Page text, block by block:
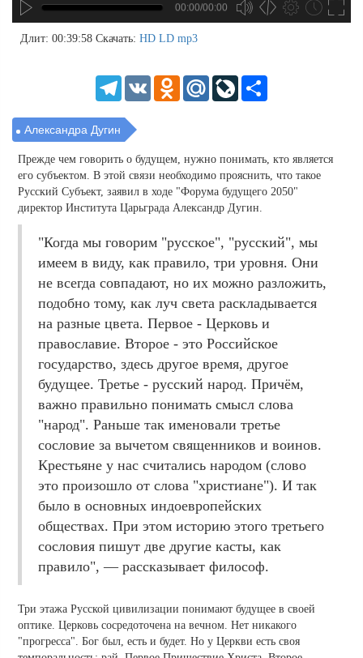
00:00/00:00
Длит: 00:39:58 Скачать: HD LD mp3
TelegramVK Odnoklassniki
Mail.Ru LiveJournal
Александра Дугин
Прежде чем говорить о будущем, нужно понимать, кто является
его субъектом. В этой связи необходимо прояснить, что такое
Русский Субъект, заявил в ходе "Форума будущего 2050"
директор Института Царьграда Александр Дугин.
"Когда мы говорим "русское", "русский", мы
имеем в виду, как правило, три уровня. Они
не всегда совпадают, но их можно разложить,
подобно тому, как луч света раскладывается
на разные цвета. Первое - Церковь и
православие. Второе - это Российское
государство, здесь другое время, другое
будущее. Третье - русский народ. Причём,
важно правильно понимать смысл слова
"народ". Раньше так именовали третье
сословие за вычетом священников и воинов.
Крестьяне у нас считались народом (слово
это произошло от слова "христиане"). И так
было в основных индоевропейских
обществах. При этом историю этого третьего
сословия пишут две другие касты, как
правило", — рассказывает философ.
Три этажа Русской цивилизации понимают будущее в своей
оптике. Церковь сосредоточена на вечном. Нет никакого
"прогресса". Бог был, есть и будет. Но у Церкви есть своя